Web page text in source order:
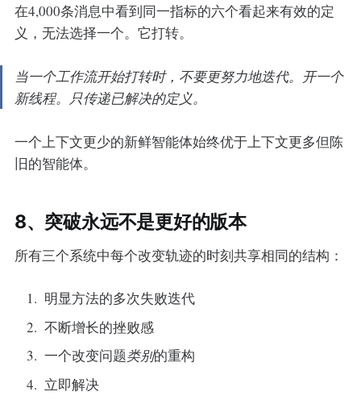
在4,000条消息中看到同一指标的六个看起来有效的定
义，无法选择一个。它打转。
当一个工作流开始打转时，不要更努力地迭代。开一个
新线程。只传递已解决的定义。
一个上下文更少的新鲜智能体始终优于上下文更多但陈
旧的智能体。
8、突破永远不是更好的版本
所有三个系统中每个改变轨迹的时刻共享相同的结构：
明显方法的多次失败迭代
不断增长的挫败感
一个改变问题类别的重构
立即解决